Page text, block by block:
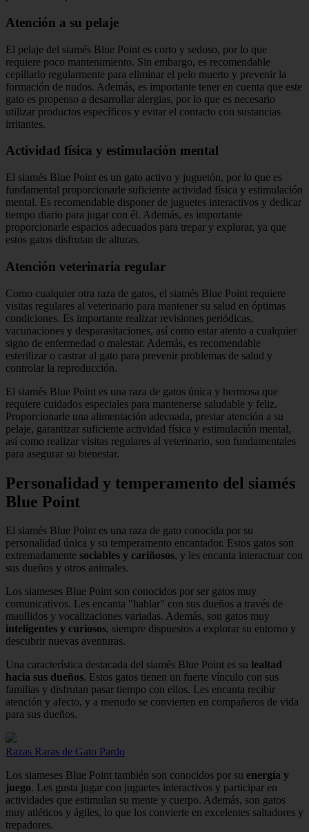
Atención a su pelaje
El pelaje del siamés Blue Point es corto y sedoso, por lo que
requiere poco mantenimiento. Sin embargo, es recomendable
cepillarlo regularmente para eliminar el pelo muerto y prevenir la
formación de nudos. Además, es importante tener en cuenta que este
gato es propenso a desarrollar alergias, por lo que es necesario
utilizar productos específicos y evitar el contacto con sustancias
irritantes.
Actividad física y estimulación mental
El siamés Blue Point es un gato activo y juguetón, por lo que es
fundamental proporcionarle suficiente actividad física y estimulación
mental. Es recomendable disponer de juguetes interactivos y dedicar
tiempo diario para jugar con él. Además, es importante
proporcionarle espacios adecuados para trepar y explorar, ya que
estos gatos disfrutan de alturas.
Atención veterinaria regular
Como cualquier otra raza de gatos, el siamés Blue Point requiere
visitas regulares al veterinario para mantener su salud en óptimas
condiciones. Es importante realizar revisiones periódicas,
vacunaciones y desparasitaciones, así como estar atento a cualquier
signo de enfermedad o malestar. Además, es recomendable
esterilizar o castrar al gato para prevenir problemas de salud y
controlar la reproducción.
El siamés Blue Point es una raza de gatos única y hermosa que
requiere cuidados especiales para mantenerse saludable y feliz.
Proporcionarle una alimentación adecuada, prestar atención a su
pelaje, garantizar suficiente actividad física y estimulación mental,
así como realizar visitas regulares al veterinario, son fundamentales
para asegurar su bienestar.
Personalidad y temperamento del siamés
Blue Point
El siamés Blue Point es una raza de gato conocida por su
personalidad única y su temperamento encantador. Estos gatos son
extremadamente sociables y cariñosos, y les encanta interactuar con
sus dueños y otros animales.
Los siameses Blue Point son conocidos por ser gatos muy
comunicativos. Les encanta "hablar" con sus dueños a través de
maullidos y vocalizaciones variadas. Además, son gatos muy
inteligentes y curiosos, siempre dispuestos a explorar su entorno y
descubrir nuevas aventuras.
Una característica destacada del siamés Blue Point es su lealtad
hacia sus dueños. Estos gatos tienen un fuerte vínculo con sus
familias y disfrutan pasar tiempo con ellos. Les encanta recibir
atención y afecto, y a menudo se convierten en compañeros de vida
para sus dueños.
Razas Raras de Gato Pardo
Los siameses Blue Point también son conocidos por su energía y
juego. Les gusta jugar con juguetes interactivos y participar en
actividades que estimulan su mente y cuerpo. Además, son gatos
muy atléticos y ágiles, lo que los convierte en excelentes saltadores y
trepadores.